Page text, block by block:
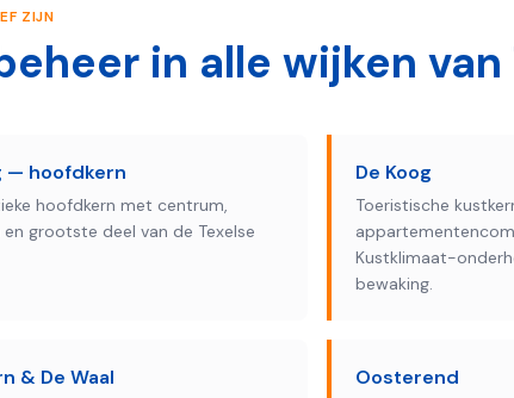
ZIJN
in alle wijken van
— hoofdkern
hoofdkern met centrum,
grootste deel van de Texelse
De Koog
Toeristische
Kustklimaat-
bewaking.
& De Waal Oosterend